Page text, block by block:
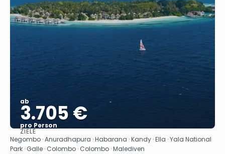
ab
3.705 €
pro Person
Sehen
ZIELE
Negombo · Anuradhapura · Habarana · Kandy · Ella · Yala National
Park · Galle · Colombo · Colombo · Malediven